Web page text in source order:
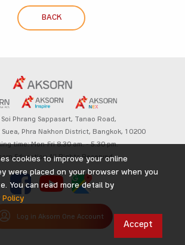
BACK
Soi Phrang Sappasart, Tanao Road,
Suea, Phra Nakhon District, Bangkok, 10200
time: Mon-Fri 8.30 am. – 5.30 pm.
Education All Rights Reserved
Log in Aksorn One Account
cookies to improve your online
were placed on your browser when you
You can read more detail by
Policy
Accept